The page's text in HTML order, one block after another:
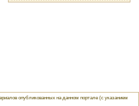
опубликованных на данном портале (с указанием